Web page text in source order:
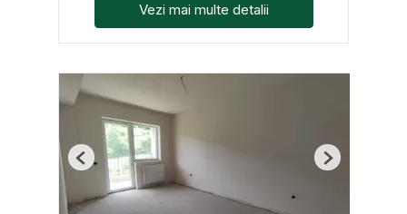
Vezi mai multe detalii
Previous Next